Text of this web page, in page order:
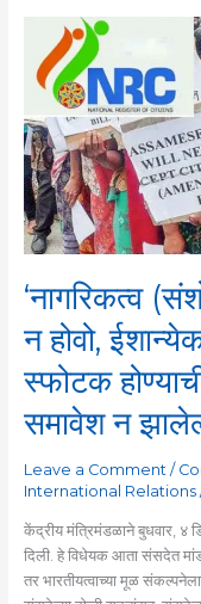
‘नागरिकत्व
न होवो,
स्फोटक
समावेश न
Leave a Comment /
International Relations
केंद्रीय मंत्रिमंडळाने बुधवार, ४
दिली. हे विधेयक आता संसदेत
तर भारतीयत्वाच्या मूळ
‘नागरिकत्व
(संशोधन)
विधेयक’
होवो-
न
होवो,
ईशान्येकडील
परिस्थिती
अधिकाधिक
होण्याची
चिन्हे
आहेत.
NRCमध्ये
न
भवितव्य
आहे.